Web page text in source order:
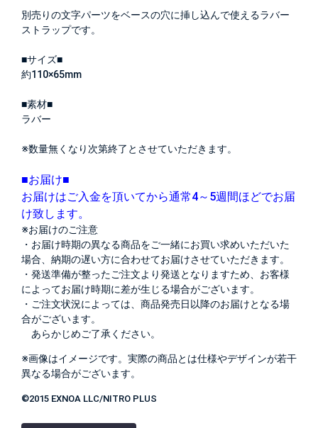
別売りの文字パーツをベースの穴に挿し込んで使えるラバー
ストラップです。
■サイズ■
約110×65mm
■素材■
ラバー
※数量無くなり次第終了とさせていただきます。
■お届け■
お届けはご入金を頂いてから通常4～5週間ほどでお届
け致します。
※お届けのご注意
・お届け時期の異なる商品をご一緒にお買い求めいただいた
場合、納期の遅い方に合わせてお届けさせていただきます。
・発送準備が整ったご注文より発送となりますため、お客様
によってお届け時期に差が生じる場合がございます。
・ご注文状況によっては、商品発売日以降のお届けとなる場
合がございます。
あらかじめご了承ください。
※画像はイメージです。実際の商品とは仕様やデザインが若干
異なる場合がございます。
©2015 EXNOA LLC/NITRO PLUS